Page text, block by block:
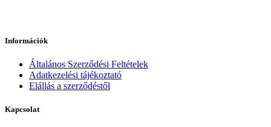
Információk
Általános Szerződési Feltételek
Adatkezelési tájékoztató
Elállás a szerződéstől
Kapcsolat